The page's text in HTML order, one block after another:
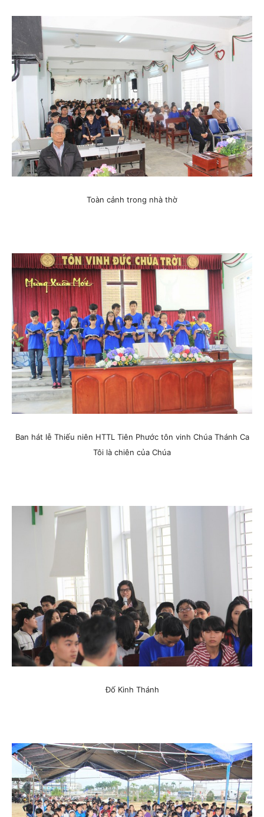
Toàn cảnh trong nhà thờ
Ban hát lễ Thiếu niên HTTL Tiên Phước tôn vinh Chúa Thánh Ca
Tôi là chiên của Chúa
Đố Kinh Thánh